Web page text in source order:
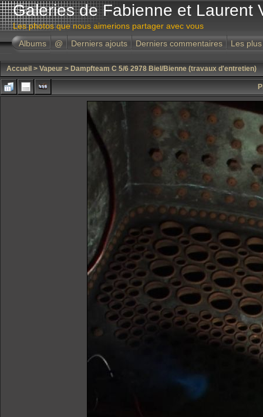
Galeries de Fabienne et Laurent
Les photos que nous aimerions partager avec vous
Albums
@ Derniers ajouts Derniers commentaires Les
Accueil > Vapeur > Dampfteam C 5/6 2978 Biel/Bienne (travaux d'entretien)